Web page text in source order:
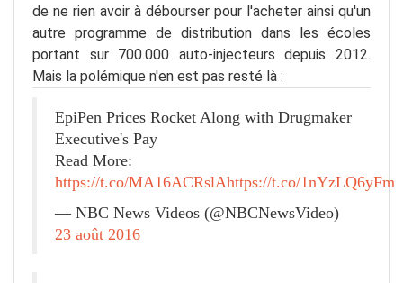
de ne rien avoir à débourser pour l'acheter ainsi qu'un
autre programme de distribution dans les écoles
portant sur 700.000 auto-injecteurs depuis 2012.
Mais la polémique n'en est pas resté là :
EpiPen Prices Rocket Along with Drugmaker
Executive's Pay
Read More:
https://t.co/MA16ACRslAhttps://t.co/1nYzLQ6yFm
— NBC News Videos (@NBCNewsVideo)
23 août 2016